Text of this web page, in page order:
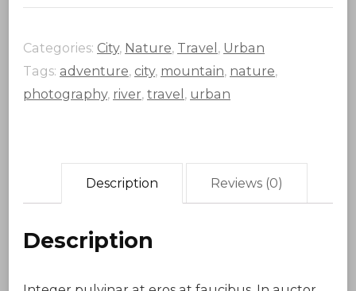
Categories: City, Nature, Travel , Urban
Tags: adventure, city, mountain, nature,
photography, river, travel , urban
Description Reviews (0)
Description